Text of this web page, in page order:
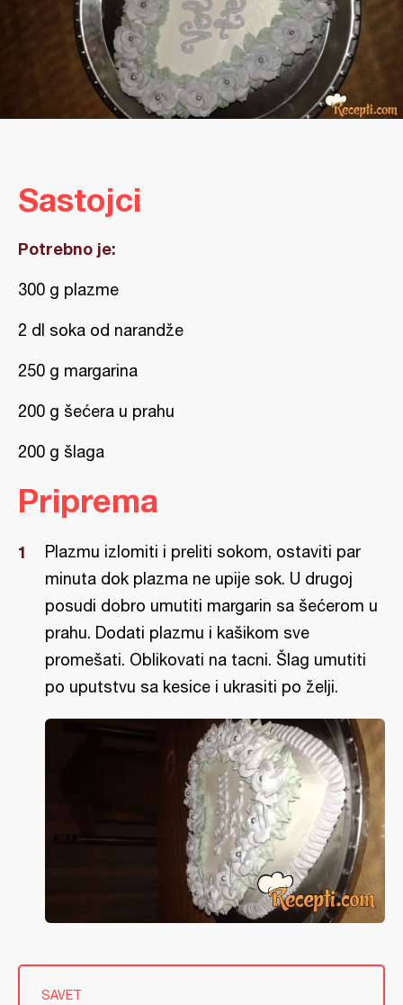
Sastojci
Potrebno je:
300 g plazme
2 dl soka od narandže
250 g margarina
200 g šećera u prahu
200 g šlaga
Priprema
Plazmu izlomiti i preliti sokom, ostaviti par
minuta dok plazma ne upije sok. U drugoj
posudi dobro umutiti margarin sa šećerom u
prahu. Dodati plazmu i kašikom sve
promešati. Oblikovati na tacni. Šlag umutiti
po uputstvu sa kesice i ukrasiti po želji.
SAVET